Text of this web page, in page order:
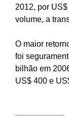
2012, por
volume, a
O maior
foi
bilhão em
US$ 400 e